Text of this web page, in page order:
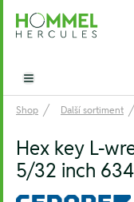
Hommel Hercules
Open main menu
Shop Další sortiment
Hex key L-
5/32 inch